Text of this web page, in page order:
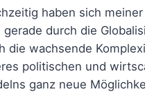
haben sich
gerade durch die
die wachsende
politischen und
ganz neue